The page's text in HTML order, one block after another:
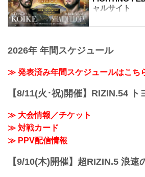
旧：THE
新：RIZIN男祭
開催日時
14:00開始（予定
RIZIN FFオフィ
...
ャルサイト
す。
↓
り）
フェザー級タイ
ェイドゥラエフ
ヒロヤ vs. 篠塚
2026年 年間スケジュール
≫ 発表済み年間スケジュールはこち
【8/11(火･祝)開催】RIZIN.54
≫ 大会情報／チケット
≫ 対戦カード
≫ PPV配信情報
【9/10(木)開催】超RIZIN.5 浪速